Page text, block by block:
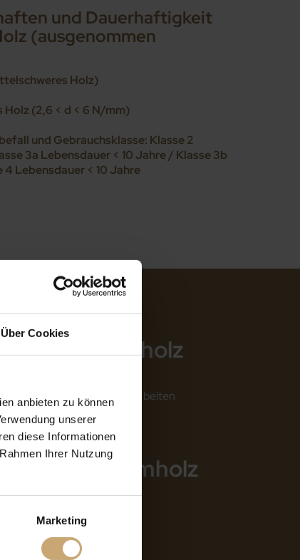
Über Cookies
anbieten zu können
unserer
diese Informationen
Ihrer Nutzung
Marketing
und Dauerhaftigkeit
(ausgenommen
Holz)
(2,6 < d < 6 N/mm)
und Gebrauchsklasse: Klasse 2
3a Lebensdauer < 10 Jahre / Klasse 3b
4 Lebensdauer < 10 Jahre
Nussbaumholz
und Drechselarbeiten
Nussbaumholz
Faserrichtung achten.